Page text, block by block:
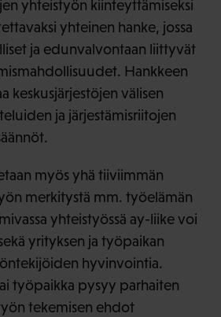
yhteistyön kiinteyttämiseksi
yhteinen hanke, jossa
ja edunvalvontaan liittyvät
Hankkeen
keskusjärjestöjen välisen
ja järjestämisriitojen
myös yhä tiiviimmän
merkitystä mm. työelämän
yhteistyössä ay-liike voi
yrityksen ja työpaikan
hyvinvointia.
työpaikka pysyy parhaiten
tekemisen ehdot